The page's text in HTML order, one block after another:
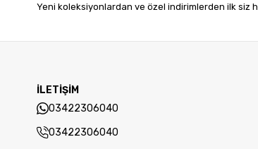
Yeni koleksiyonlardan ve özel indirimlerden ilk siz
İLETİŞİM
03422306040
03422306040